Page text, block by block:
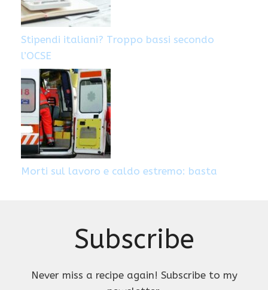
Stipendi italiani? Troppo bassi secondo
l’OCSE
Morti sul lavoro e caldo estremo: basta
Subscribe
Never miss a recipe again! Subscribe to my